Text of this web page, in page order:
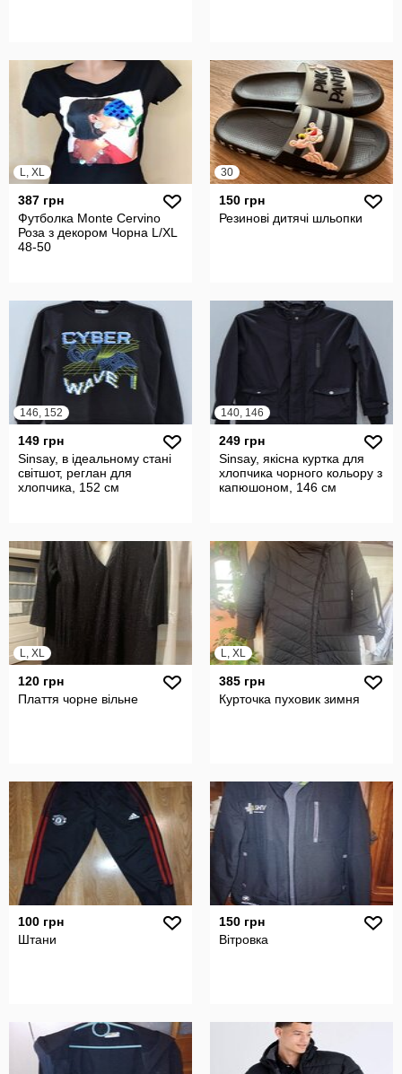
L, XL
387 грн
Футболка Monte Cervino
Роза з декором Чорна L/XL
48-50
30
150 грн
Резинові дитячі шльопки
146, 152
149 грн
Sinsay, в ідеальному стані
світшот, реглан для
хлопчика, 152 см
140, 146
249 грн
Sinsay, якісна куртка для
хлопчика чорного кольору з
капюшоном, 146 см
L, XL
120 грн
Плаття чорне вільне
L, XL
385 грн
Курточка пуховик зимня
100 грн
Штани
150 грн
Вітровка